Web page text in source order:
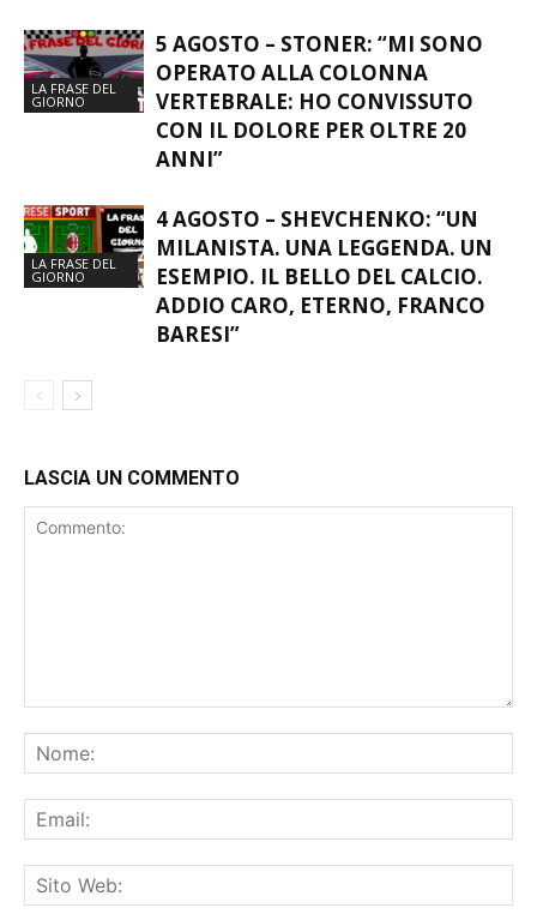
LA FRASE DEL
GIORNO
5 AGOSTO – STONER: “MI SONO
OPERATO ALLA COLONNA
VERTEBRALE: HO CONVISSUTO
CON IL DOLORE PER OLTRE 20
ANNI”
LA FRASE DEL
GIORNO
4 AGOSTO – SHEVCHENKO: “UN
MILANISTA. UNA LEGGENDA. UN
ESEMPIO. IL BELLO DEL CALCIO.
ADDIO CARO, ETERNO, FRANCO
BARESI”
LASCIA UN COMMENTO